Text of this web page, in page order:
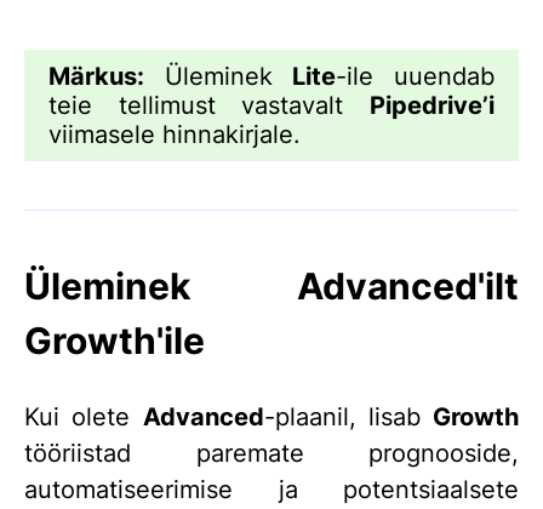
Märkus: Üleminek Lite-ile uuendab
teie tellimust vastavalt Pipedrive’i
viimasele hinnakirjale.
Üleminek Advanced'ilt
Growth'ile
Kui olete Advanced-plaanil, lisab Growth
tööriistad paremate prognooside,
automatiseerimise ja potentsiaalsete